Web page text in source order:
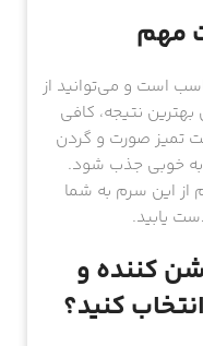
مهم
است و می‌توانید از
نتیجه، کافی
تمیز صورت و گردن
به خوبی جذب شود.
از این سرم به شما
یابید.
کننده و
کنید؟